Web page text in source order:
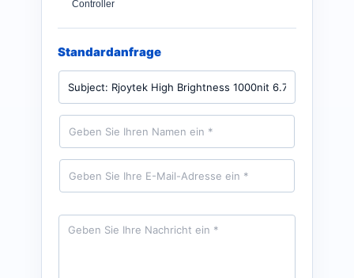
Controller
Standardanfrage
P
o
d
t
N
m
e
E
M
i
N